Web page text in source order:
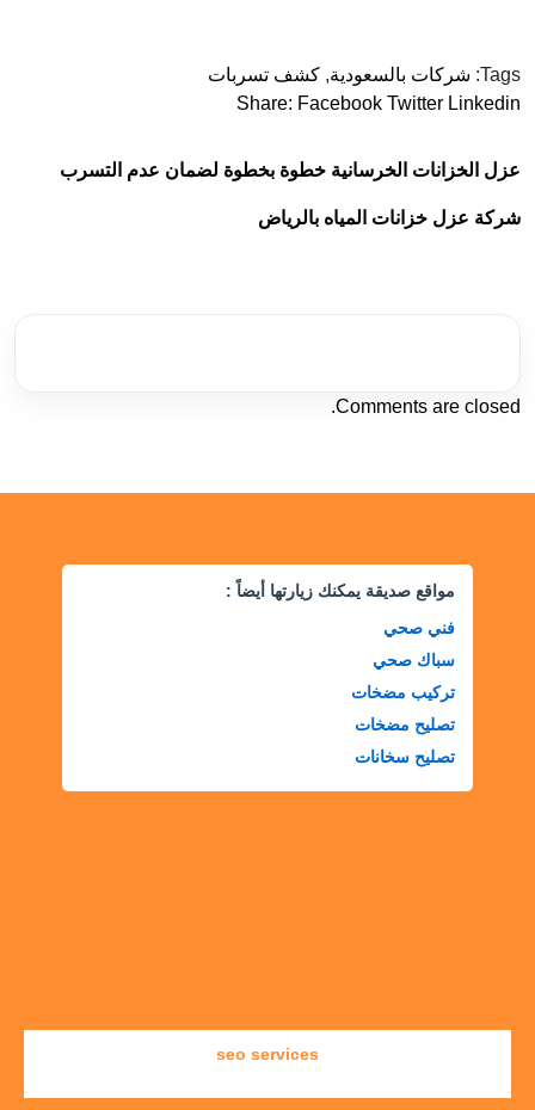
Tags: شركات بالسعودية, كشف تسربات
Share: Facebook Twitter Linkedin
عزل الخزانات الخرسانية خطوة بخطوة لضمان عدم التسرب
شركة عزل خزانات المياه بالرياض
Comments are closed.
مواقع صديقة يمكنك زيارتها أيضاً :
فني صحي
سباك صحي
تركيب مضخات
تصليح مضخات
تصليح سخانات
seo services